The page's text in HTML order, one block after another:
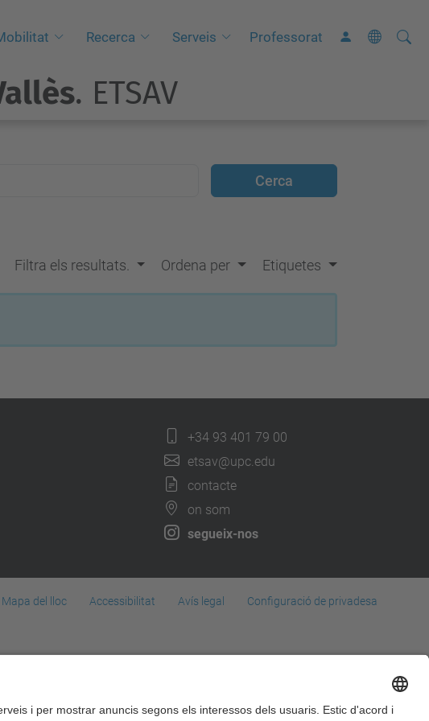
Recerca Serveis Professorat Cerca
C
. ETSAV
Filtra els resultats. Ordena per Etiquetes
+34 93 401 79 00
etsav@upc.edu
contacte
on som
segueix-nos
Mapa del lloc Accessibilitat Avís legal Configuració de privadesa